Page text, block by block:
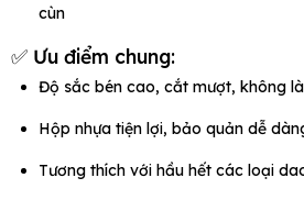
cùn
✅ Ưu điểm chung:
Độ sắc bén cao, cắt mượt, không
Hộp nhựa tiện lợi, bảo quản dễ
Tương thích với hầu hết các loại